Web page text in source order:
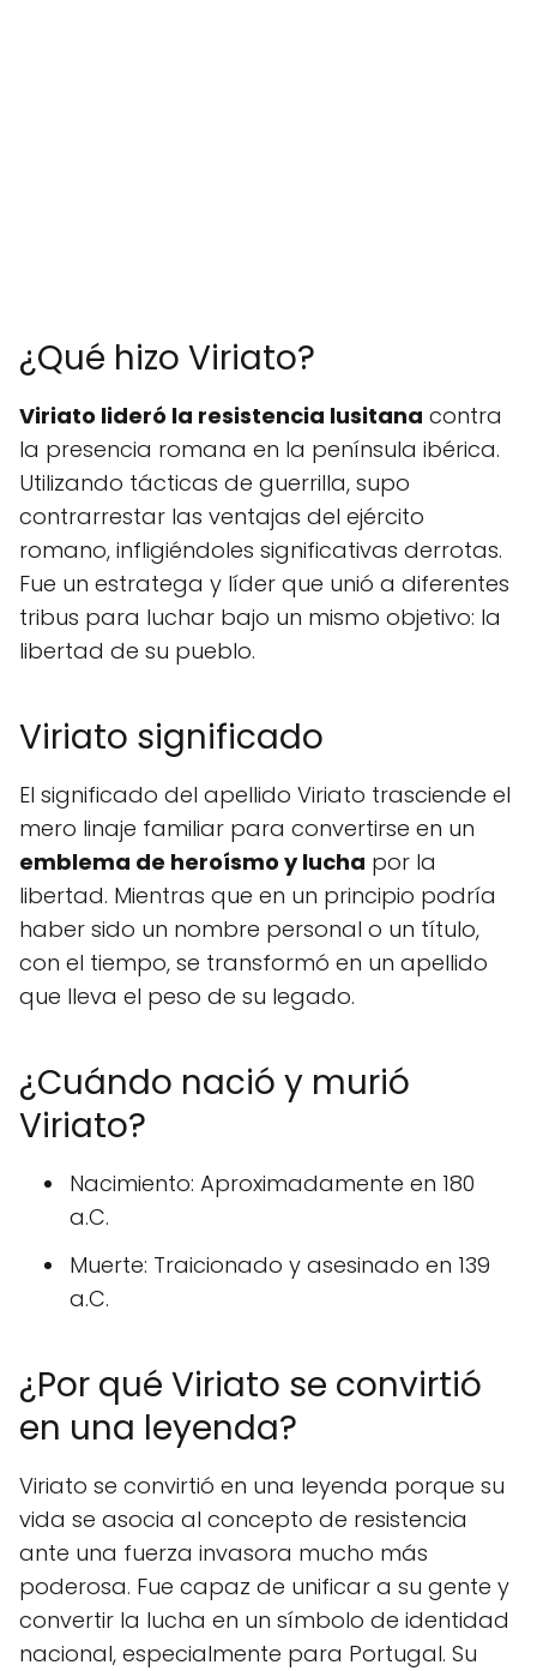
¿Qué hizo Viriato?
Viriato lideró la resistencia lusitana contra
la presencia romana en la península ibérica.
Utilizando tácticas de guerrilla, supo
contrarrestar las ventajas del ejército
romano, infligiéndoles significativas derrotas.
Fue un estratega y líder que unió a diferentes
tribus para luchar bajo un mismo objetivo: la
libertad de su pueblo.
Viriato significado
El significado del apellido Viriato trasciende el
mero linaje familiar para convertirse en un
emblema de heroísmo y lucha por la
libertad. Mientras que en un principio podría
haber sido un nombre personal o un título,
con el tiempo, se transformó en un apellido
que lleva el peso de su legado.
¿Cuándo nació y murió
Viriato?
Nacimiento: Aproximadamente en 180
a.C.
Muerte: Traicionado y asesinado en 139
a.C.
¿Por qué Viriato se convirtió
en una leyenda?
Viriato se convirtió en una leyenda porque su
vida se asocia al concepto de resistencia
ante una fuerza invasora mucho más
poderosa. Fue capaz de unificar a su gente y
convertir la lucha en un símbolo de identidad
nacional, especialmente para Portugal. Su